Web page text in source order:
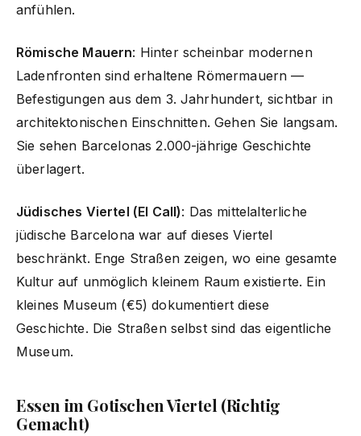
anfühlen.
Römische Mauern: Hinter scheinbar modernen
Ladenfronten sind erhaltene Römermauern —
Befestigungen aus dem 3. Jahrhundert, sichtbar in
architektonischen Einschnitten. Gehen Sie langsam.
Sie sehen Barcelonas 2.000-jährige Geschichte
überlagert.
Jüdisches Viertel (El Call): Das mittelalterliche
jüdische Barcelona war auf dieses Viertel
beschränkt. Enge Straßen zeigen, wo eine gesamte
Kultur auf unmöglich kleinem Raum existierte. Ein
kleines Museum (€5) dokumentiert diese
Geschichte. Die Straßen selbst sind das eigentliche
Museum.
Essen im Gotischen Viertel (Richtig
Gemacht)